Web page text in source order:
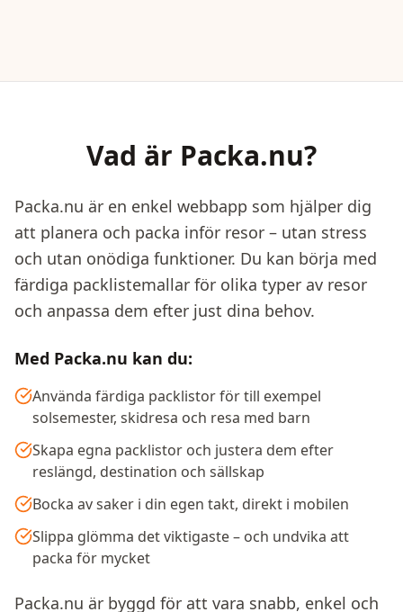
Vad är Packa.nu?
Packa.nu är en enkel webbapp som hjälper dig
att planera och packa inför resor – utan stress
och utan onödiga funktioner. Du kan börja med
färdiga packlistemallar för olika typer av resor
och anpassa dem efter just dina behov.
Med Packa.nu kan du:
Använda färdiga packlistor för till exempel
solsemester, skidresa och resa med barn
Skapa egna packlistor och justera dem efter
reslängd, destination och sällskap
Bocka av saker i din egen takt, direkt i mobilen
Slippa glömma det viktigaste – och undvika att
packa för mycket
Packa.nu är byggd för att vara snabb, enkel och